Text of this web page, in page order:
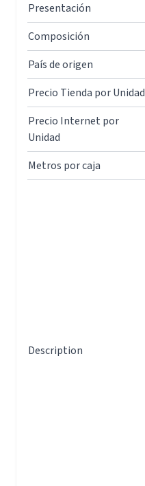
Presentación
Composición
País de origen
Precio Tienda por Unidad
Precio Internet por
Unidad
Metros por caja
Description